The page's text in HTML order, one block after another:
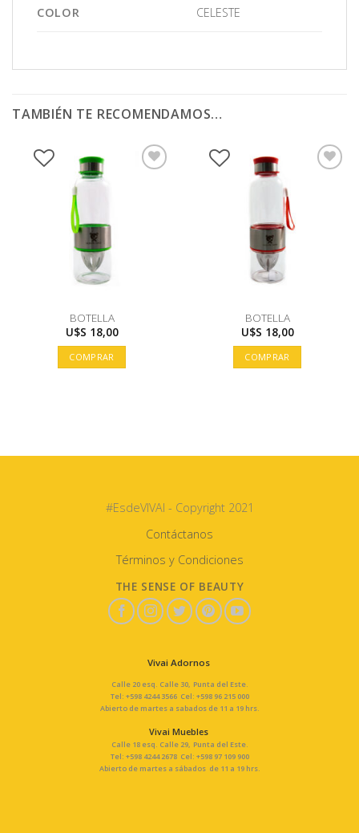
COLOR CELESTE
TAMBIÉN TE RECOMENDAMOS…
BOTELLA
U$S 18,00
COMPRAR
BOTELLA
U$S 18,00
COMPRAR
#EsdeVIVAI - Copyright 2021
Contáctanos
Términos y Condiciones
THE SENSE OF BEAUTY
Vivai Adornos
Calle 20 esq. Calle 30, Punta del Este.
Tel: +598 4244 3566 Cel: +598 96 215 000
Abierto de martes a sabados de 11 a 19 hrs.
Vivai Muebles
Calle 18 esq. Calle 29, Punta del Este.
Tel: +598 4244 2678 Cel: +598 97 109 900
Abierto de martes a sábados de 11 a 19 hrs.